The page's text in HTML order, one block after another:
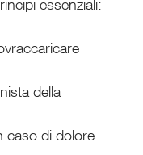
essenziali:
della
caso di dolore